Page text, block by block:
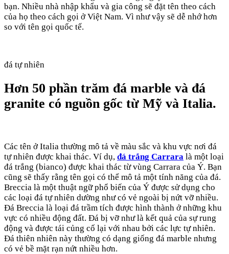
bạn. Nhiều nhà nhập khẩu và gia công sẽ đặt tên theo cách
của họ theo cách gọi ở Việt Nam. Vì như vậy sẽ dễ nhớ hơn
so với tên gọi quốc tế.
đá tự nhiên
Hơn 50 phần trăm đá marble và đá
granite có nguồn gốc từ Mỹ và Italia.
Các tên ở Italia thường mô tả về màu sắc và khu vực nơi đá
tự nhiên được khai thác. Ví dụ, đá trắng Carrara là một loại
đá trắng (bianco) được khai thác từ vùng Carrara của Ý. Bạn
cũng sẽ thấy rằng tên gọi có thể mô tả một tính năng của đá.
Breccia là một thuật ngữ phổ biến của Ý được sử dụng cho
các loại đá tự nhiên dường như có vẻ ngoài bị nứt vỡ nhiều.
Đá Breccia là loại đá trầm tích được hình thành ở những khu
vực có nhiều động đất. Đá bị vỡ như là kết quả của sự rung
động và được tái củng cố lại với nhau bởi các lực tự nhiên.
Đá thiên nhiên này thường có dạng giống đá marble nhưng
có vẻ bề mặt rạn nứt nhiều hơn.